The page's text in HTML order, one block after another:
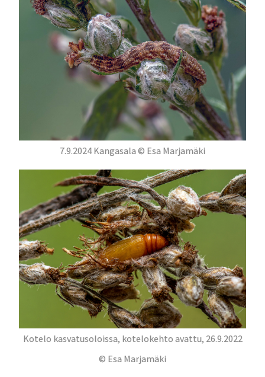
7.9.2024 Kangasala © Esa Marjamäki
Kotelo kasvatusoloissa, kotelokehto avattu, 26.9.2022
© Esa Marjamäki